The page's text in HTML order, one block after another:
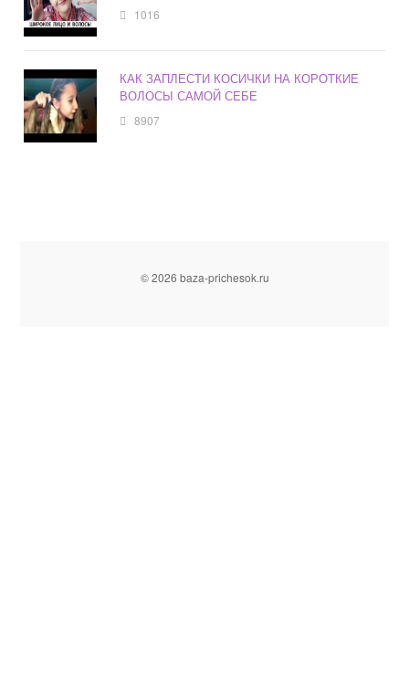
1016
КАК ЗАПЛЕСТИ КОСИЧКИ НА КОРОТКИЕ
ВОЛОСЫ САМОЙ СЕБЕ
8907
© 2026 baza-prichesok.ru